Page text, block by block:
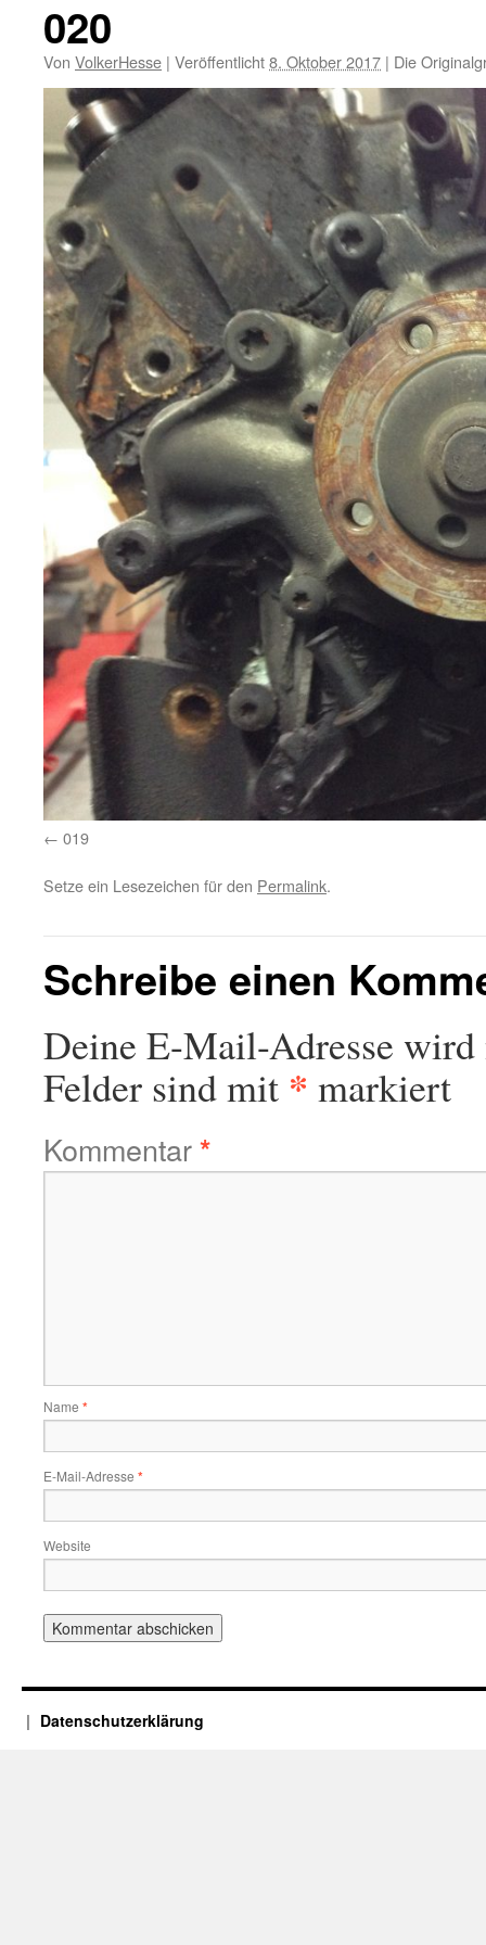
020
Von VolkerHesse | Veröffentlicht8. Oktober 2017 | Die
019
Setze ein Lesezeichen für den Permalink.
Schreibe einen
Deine E-Mail-Adresse
Felder sind mit * markiert
Kommentar*
Name *
E-Mail-Adresse *
Website
Datenschutzerklärung